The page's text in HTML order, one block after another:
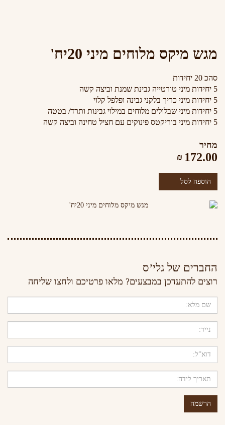
מגש מיקס מלוחים מיני 20יח'
סהכ 20 יחידות
5 יחידות מיני טורטייה גבינת שמנת וביצה קשה
5 יחידות מיני כריך בלקני גבינה ופלפל קלוי
5 יחידות מיני שבלולים מלוחים במילוי גבינות ותרד/ בטטה
5 יחידות מיני בוריקטס פינוקים עם חציל טחינה וביצה קשה
מחיר
172.00
₪
הוספה לסל
החברים של גלי’ס
רוצים להתעדכן במבצעים? מלאו פרטיכם ולחצו שליחה
הרשמה